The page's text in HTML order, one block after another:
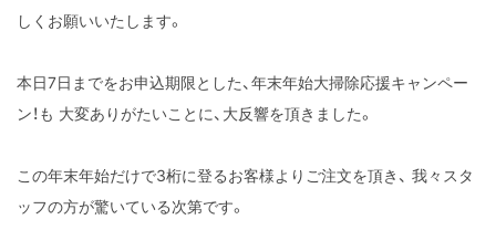
しくお願いいたします。
本日7日までをお申込期限とした、年末年始大掃除応援キャンペー
ン！も 大変ありがたいことに、大反響を頂きました。
この年末年始だけで3桁に登るお客様よりご注文を頂き、 我々スタ
ッフの方が驚いている次第です。